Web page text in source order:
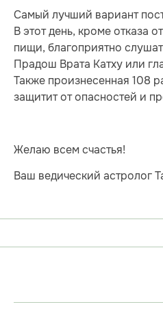
Самый лучший вариант
В этот день, кроме отказа
пищи, благоприятно
Прадош Врата Катху или
Также произнесенная 108
защитит от опасностей и
Желаю всем счастья!
Ваш ведический астролог